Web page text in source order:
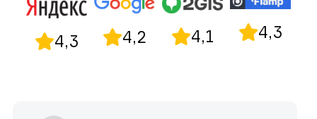
4,3 4,2 4,1 4,3